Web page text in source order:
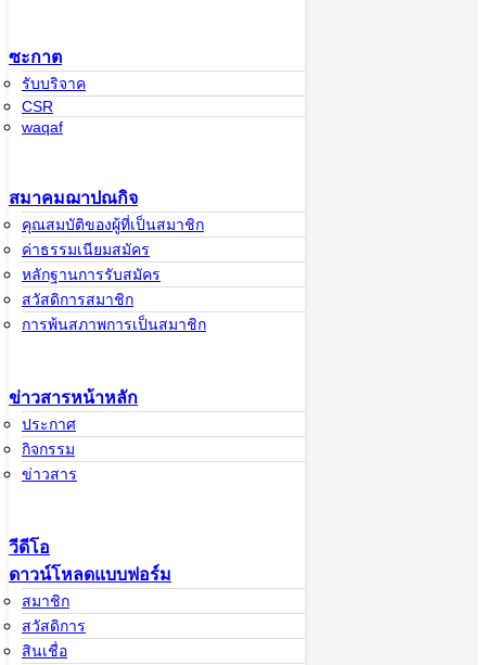
ซะกาต
รับบริจาค
CSR
waqaf
สมาคมฌาปณกิจ
คุณสมบัติของผู้ที่เป็นสมาชิก
ค่าธรรมเนียมสมัคร
หลักฐานการรับสมัคร
สวัสดิการสมาชิก
การพ้นสภาพการเป็นสมาชิก
ข่าวสารหน้าหลัก
ประกาศ
กิจกรรม
ข่าวสาร
วีดีโอ
ดาวน์โหลดแบบฟอร์ม
สมาชิก
สวัสดิการ
สินเชื่อ
บนูอัฟฟาน
มารู้จักอิบนูอัฟ
ฟาน
คณะกรรมการ
ดำเนินการ ชุดที่
27
ทำเนียบเจ้าหน้าที่
สาขาสหกรณ์
อิสลาม อิบนูอัฟ
ฟาน จำกัด
ติดต่อเรา
073-337-646
หรือ 093-
ติดตาม
ข่าวสาร